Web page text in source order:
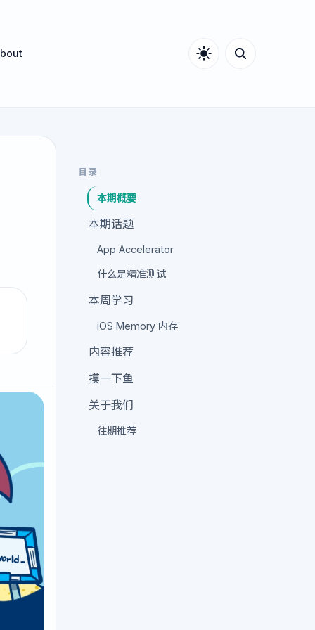
目录
本期概要
本期话题
App Accelerator
什么是精准测试
本周学习
iOS Memory 内存
内容推荐
摸一下鱼
关于我们
往期推荐